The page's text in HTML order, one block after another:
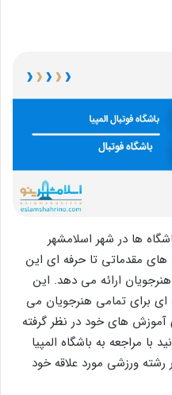
ها در شهر اسلامشهر
مقدماتی تا حرفه ای این
ارائه می دهد. این
ای برای تمامی هنرجویان می
آموزش های خود در نظر گرفته
مراجعه به باشگاه المپیا
رشته ورزشی مورد علاقه خود